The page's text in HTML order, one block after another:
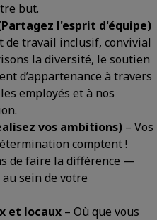
but.
l'esprit d'équipe)
de travail inclusif, convivial
la diversité, le soutien
d’appartenance à travers
employés et à nos
vos ambitions) – Vos
comptent !
de faire la différence —
sein de votre
et locaux – Où que vous